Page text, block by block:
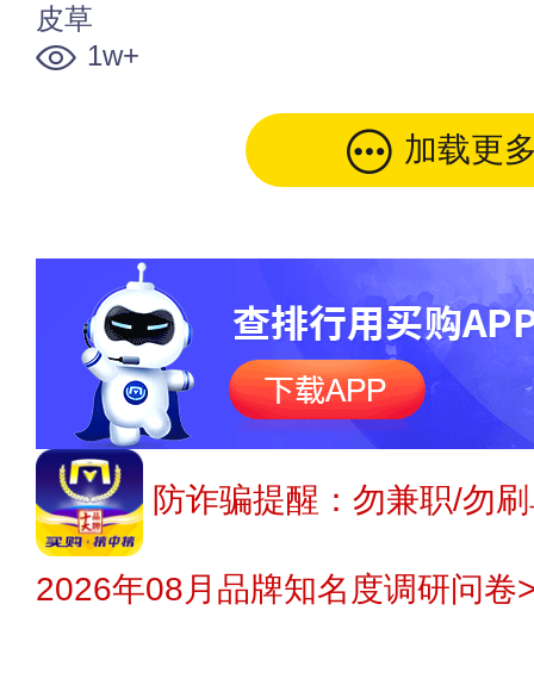
皮草
1w+
加载更
防诈骗提醒：勿兼职/勿
2026年08月品牌知名度调研问卷